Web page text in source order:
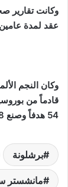
وكانت تقارير
عقد لمدة عامين، وبراتب
وكان النجم
54 هدفاً وصنع 38.
برشلونة
مانشستر